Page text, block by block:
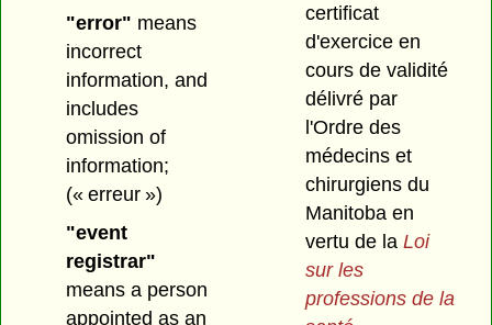
"error" means
incorrect
information, and
includes
omission of
information;
(« erreur »)
"event
registrar"
means a person
appointed as an
certificat
d'exercice en
cours de validité
délivré par
l'Ordre des
médecins et
chirurgiens du
Manitoba en
vertu de la Loi
sur les
professions de la